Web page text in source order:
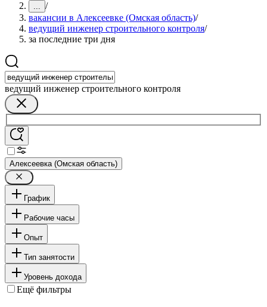
... /
вакансии в Алексеевке (Омская область)/
ведущий инженер строительного контроля/
за последние три дня
ведущий инженер строительного контроля
Алексеевка (Омская область)
График
Рабочие часы
Опыт
Тип занятости
Уровень дохода
Ещё фильтры